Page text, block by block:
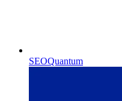
SEOQuantum